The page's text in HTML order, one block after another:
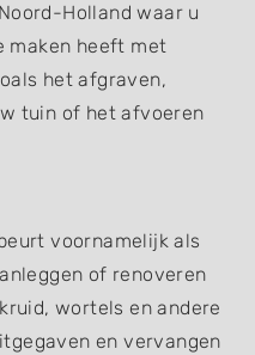
Holland waar u
maken heeft met
het afgraven,
tuin of het afvoeren
voornamelijk als
of renoveren
wortels en andere
en vervangen